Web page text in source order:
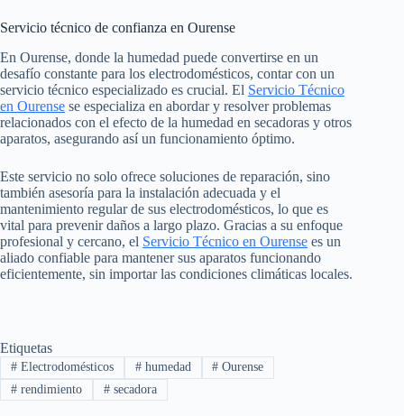
Servicio técnico de confianza en Ourense
En Ourense, donde la humedad puede convertirse en un
desafío constante para los electrodomésticos, contar con un
servicio técnico especializado es crucial. El Servicio Técnico
en Ourense se especializa en abordar y resolver problemas
relacionados con el efecto de la humedad en secadoras y otros
aparatos, asegurando así un funcionamiento óptimo.
Este servicio no solo ofrece soluciones de reparación, sino
también asesoría para la instalación adecuada y el
mantenimiento regular de sus electrodomésticos, lo que es
vital para prevenir daños a largo plazo. Gracias a su enfoque
profesional y cercano, el Servicio Técnico en Ourense es un
aliado confiable para mantener sus aparatos funcionando
eficientemente, sin importar las condiciones climáticas locales.
Etiquetas
#Electrodomésticos #humedad # Ourense
#rendimiento #secadora